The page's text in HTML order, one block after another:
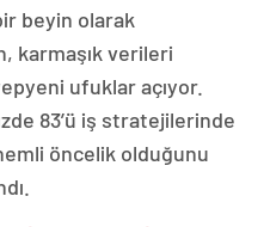
beyin olarak
karmaşık verileri
ufuklar açıyor.
83’ü iş stratejilerinde
öncelik olduğunu